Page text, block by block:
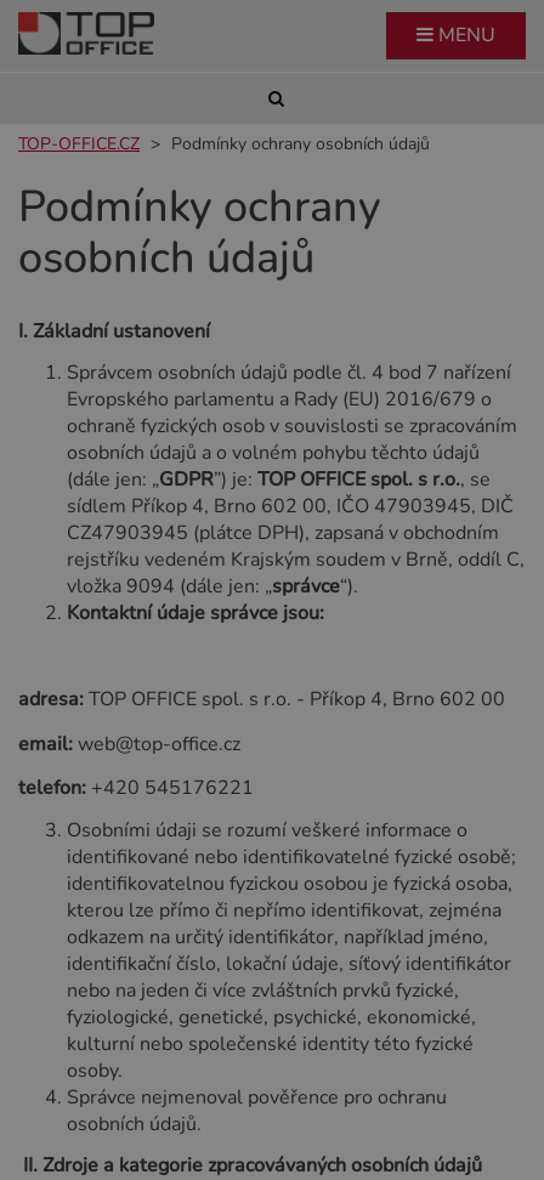
MENU
TOP-OFFICE.CZ Podmínky ochrany osobních údajů
Podmínky ochrany
osobních údajů
I. Základní ustanovení
Správcem osobních údajů podle čl. 4 bod 7 nařízení
Evropského parlamentu a Rady (EU) 2016/679 o
ochraně fyzických osob v souvislosti se zpracováním
osobních údajů a o volném pohybu těchto údajů
(dále jen: „GDPR”) je: TOP OFFICE spol. s r.o., se
sídlem Příkop 4, Brno 602 00, IČO 47903945, DIČ
CZ47903945 (plátce DPH), zapsaná v obchodním
rejstříku vedeném Krajským soudem v Brně, oddíl C,
vložka 9094 (dále jen: „správce“).
Kontaktní údaje správce jsou:
adresa:TOP OFFICE spol. s r.o. - Příkop 4, Brno 602 00
email:web@top-office.cz
telefon: +420 545176221
Osobními údaji se rozumí veškeré informace o
identifikované nebo identifikovatelné fyzické osobě;
identifikovatelnou fyzickou osobou je fyzická osoba,
kterou lze přímo či nepřímo identifikovat, zejména
odkazem na určitý identifikátor, například jméno,
identifikační číslo, lokační údaje, síťový identifikátor
nebo na jeden či více zvláštních prvků fyzické,
fyziologické, genetické, psychické, ekonomické,
kulturní nebo společenské identity této fyzické
osoby.
Správce nejmenoval pověřence pro ochranu
osobních údajů.
II. Zdroje a kategorie zpracovávaných osobních údajů